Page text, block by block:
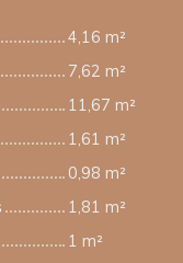
4,16 m²
7,62 m²
11,67 m²
1,61 m²
0,98 m²
1,81 m²
1 m²